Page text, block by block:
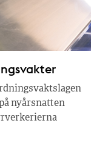
nyårsnatten